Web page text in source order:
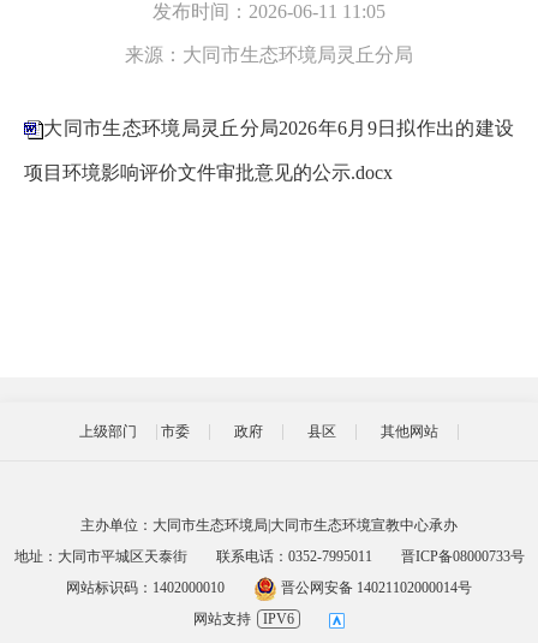
发布时间： 2026-06-11 11:05
来源： 大同市生态环境局灵丘分局
大同市生态环境局灵丘分局2026年6月9日拟作出的建设
项目环境影响评价文件审批意见的公示.docx
上级部门 市委 政府 县区 其他网站
主办单位：大同市生态环境局|大同市生态环境宣教中心承办
地址：大同市平城区天泰街
联系电话：0352-7995011
晋ICP备08000733号
网站标识码：1402000010
晋公网安备 14021102000014号
网站支持
IPV6